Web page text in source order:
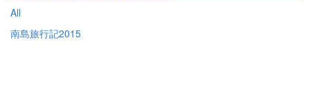
All
南島旅行記2015